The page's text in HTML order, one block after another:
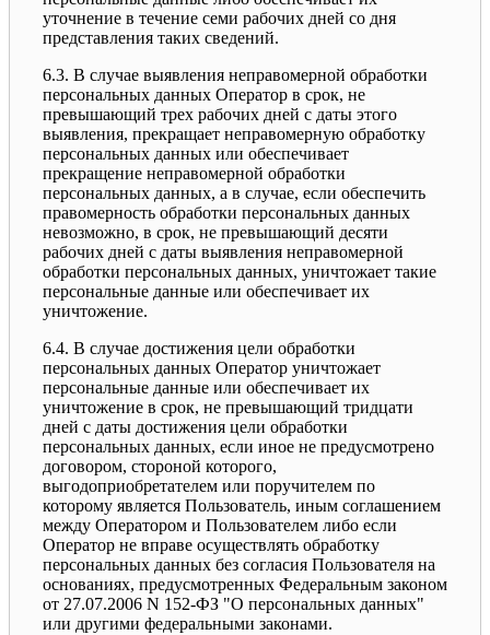
уточнение в течение семи рабочих дней со дня
представления таких сведений.
6.3. В случае выявления неправомерной обработки
персональных данных Оператор в срок, не
превышающий трех рабочих дней с даты этого
выявления, прекращает неправомерную обработку
персональных данных или обеспечивает
прекращение неправомерной обработки
персональных данных, а в случае, если обеспечить
правомерность обработки персональных данных
невозможно, в срок, не превышающий десяти
рабочих дней с даты выявления неправомерной
обработки персональных данных, уничтожает такие
персональные данные или обеспечивает их
уничтожение.
6.4. В случае достижения цели обработки
персональных данных Оператор уничтожает
персональные данные или обеспечивает их
уничтожение в срок, не превышающий тридцати
дней с даты достижения цели обработки
персональных данных, если иное не предусмотрено
договором, стороной которого,
выгодоприобретателем или поручителем по
которому является Пользователь, иным соглашением
между Оператором и Пользователем либо если
Оператор не вправе осуществлять обработку
персональных данных без согласия Пользователя на
основаниях, предусмотренных Федеральным законом
от 27.07.2006 N 152-ФЗ "О персональных данных"
или другими федеральными законами.